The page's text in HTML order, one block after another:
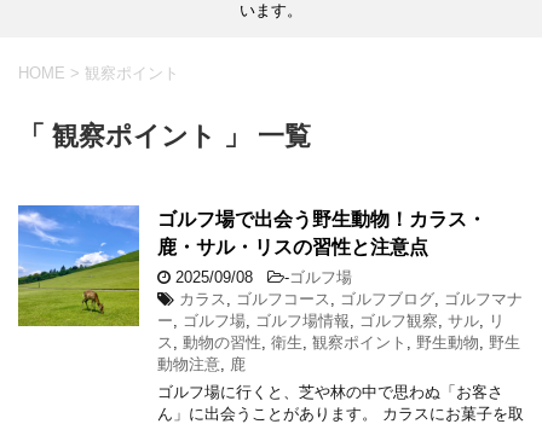
います。
HOME > 観察ポイント
「 観察ポイント 」 一覧
ゴルフ場で出会う野生動物！カラス・
鹿・サル・リスの習性と注意点
2025/09/08 -ゴルフ場
カラス
ゴルフコース ゴルフブログ
ゴルフマナ
ー
ゴルフ場 ゴルフ場情報 ゴルフ観察 サル
リ
ス
動物の習性 衛生 観察ポイント 野生動物
野生
動物注意
鹿
ゴルフ場に行くと、芝や林の中で思わぬ「お客さ
ん」に出会うことがあります。 カラスにお菓子を取